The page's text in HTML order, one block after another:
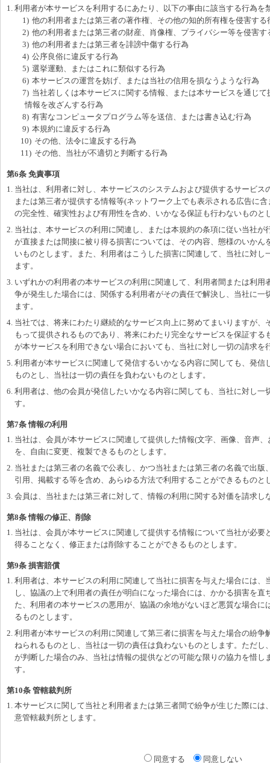
1. 利用者が本サービスを利用するにあたり、以下の事由に該当する行為を
1) 他の利用者または第三者の著作権、その他の知的所有権を侵害する
2) 他の利用者または第三者の財産、肖像権、プライバシー等を侵害す
3) 他の利用者または第三者を誹謗中傷する行為
4) 公序良俗に違反する行為
5) 選挙運動、またはこれに類似する行為
6) 本サービスの運営を妨げ、または当社の信用を損なうような行為
7) 当社若しくは本サービスに関する情報、または本サービスを通じて
情報を改ざんする行為
8) 有害なコンピュータプログラム等を送信、または書き込む行為
9) 本規約に違反する行為
10) その他、法令に違反する行為
11) その他、当社が不適切と判断する行為
第6条 免責事項
1. 当社は、利用者に対し、本サービスのシステムおよび提供するサービス
または第三者が提供する情報等(ネットワーク上でも表示される広告に
の完全性、確実性および有用性を含め、いかなる保証も行わないものと
2. 当社は、本サービスの利用に関連し、または本規約の条項に従い当社が
が直接または間接に被り得る損害については、その内容、態様のいかん
いものとします。また、利用者はこうした損害に関連して、当社に対し
ます。
3. いずれかの利用者の本サービスの利用に関連して、利用者間または利用
争が発生した場合には、関係する利用者がその責任で解決し、当社に一
ます。
4. 当社では、将来にわたり継続的なサービス向上に努めてまいりますが、
もって提供されるものであり、将来にわたり完全なサービスを保証する
が本サービスを利用できない場合においても、当社に対し一切の請求を
5. 利用者が本サービスに関連して発信するいかなる内容に関しても、発信
ものとし、当社は一切の責任を負わないものとします。
6. 利用者は、他の会員が発信したいかなる内容に関しても、当社に対し一
す。
第7条 情報の利用
1. 当社は、会員が本サービスに関連して提供した情報(文字、画像、音声
を、自由に変更、複製できるものとします。
2. 当社または第三者の名義で公表し、かつ当社または第三者の名義で出版
引用、掲載する等を含め、あらゆる方法で利用することができるものと
3. 会員は、当社または第三者に対して、情報の利用に関する対価を請求し
第8条 情報の修正、削除
1. 当社は、会員が本サービスに関連して提供する情報について当社が必要
得ることなく、修正または削除することができるものとします。
第9条 損害賠償
1. 利用者は、本サービスの利用に関連して当社に損害を与えた場合には、
し、協議の上で利用者の責任が明白になった場合には、かかる損害を直
た、利用者の本サービスの悪用が、協議の余地がないほど悪質な場合に
るものとします。
2. 利用者が本サービスの利用に関連して第三者に損害を与えた場合の紛争
ねられるものとし、当社は一切の責任は負わないものとします。ただし
が判断した場合のみ、当社は情報の提供などの可能な限りの協力を惜し
す。
第10条 管轄裁判所
1. 本サービスに関して当社と利用者または第三者間で紛争が生じた際には
意管轄裁判所とします。
同意する 同意しない